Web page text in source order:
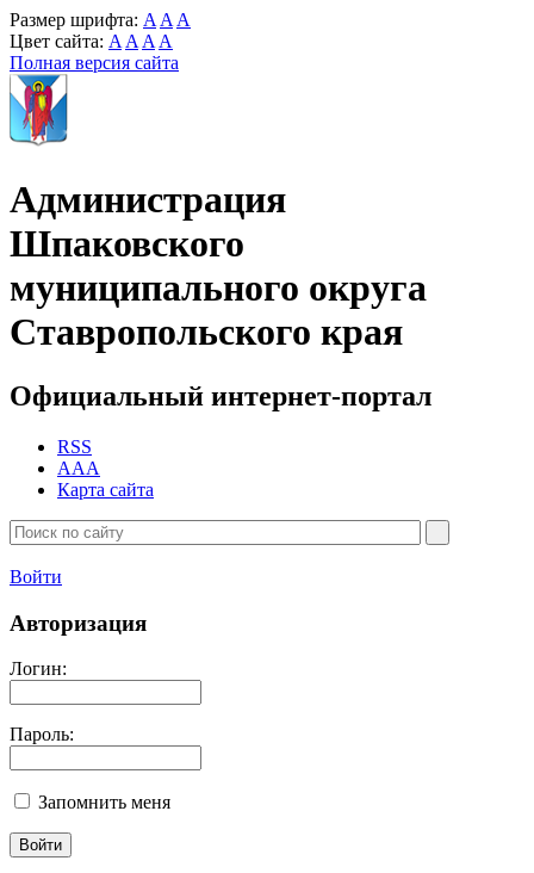
Размер шрифта: A A A
Цвет сайта: A A A A
Полная версия сайта
Администрация
Шпаковского
муниципального округа
Ставропольского края
Официальный интернет-портал
RSS
AAA
Карта сайта
Войти
Авторизация
Логин:
Пароль:
Запомнить меня